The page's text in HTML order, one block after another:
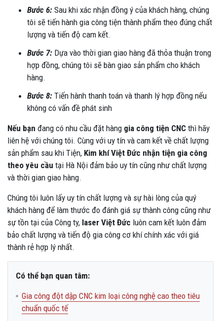
Bước 6: Sau khi xác nhận đồng ý của khách hàng, chúng
tôi sẽ tiến hành gia công tiện thành phẩm theo đúng chất
lượng và tiến độ cam kết.
Bước 7: Dựa vào thời gian giao hàng đã thỏa thuận trong
hợp đồng, chúng tôi sẽ bàn giao sản phẩm cho khách
hàng.
Bước 8: Tiến hành thanh toán và thanh lý hợp đồng nếu
không có vấn đề phát sinh
Nếu bạn đang có nhu cầu đặt hàng gia công tiện CNC thì hãy
liên hệ với chúng tôi. Cùng với uy tín và cam kết về chất lượng
sản phẩm sau khi Tiện, Kim khí Việt Đức nhận tiện gia công
theo yêu cầu tại Hà Nội đảm bảo uy tín cũng như chất lượng
và thời gian giao hàng.
Chúng tôi luôn lấy uy tín chất lượng và sự hài lòng của quý
khách hàng để làm thước đo đánh giá sự thành công cũng như
sự tồn tại của Công ty, laser Việt Đức luôn cam kết luôn đảm
bảo chất lượng và tiến độ gia công cơ khí chính xác với giá
thành rẻ hợp lý nhất.
Có thể bạn quan tâm:
Gia công đột dập CNC kim loại công nghệ cao theo tiêu
chuẩn quốc tế